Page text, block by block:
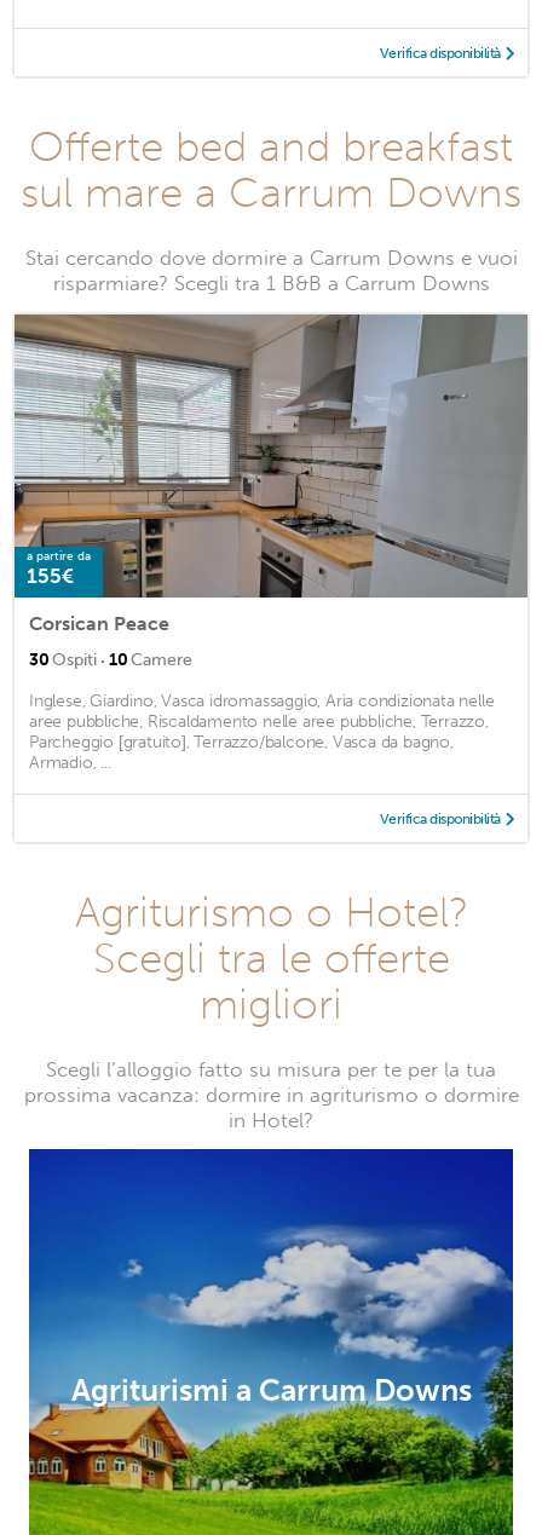
Verifica disponibilità
Offerte bed and breakfast
sul mare a Carrum Downs
Stai cercando dove dormire a Carrum Downs e vuoi
risparmiare? Scegli tra 1 B&B a Carrum Downs
a partire da
155€
Corsican Peace
30Ospiti · 10Camere
Inglese, Giardino, Vasca idromassaggio, Aria condizionata nelle
aree pubbliche, Riscaldamento nelle aree pubbliche, Terrazzo,
Parcheggio [gratuito], Terrazzo/balcone, Vasca da bagno,
Armadio, ...
Verifica disponibilità
Agriturismo o Hotel?
Scegli tra le offerte
migliori
Scegli l’alloggio fatto su misura per te per la tua
prossima vacanza: dormire in agriturismo o dormire
in Hotel?
Agriturismi a Carrum Downs